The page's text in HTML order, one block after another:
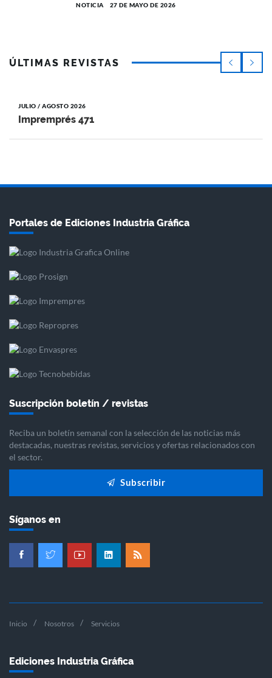
NOTICIA 27 DE MAYO DE 2026
ÚLTIMAS REVISTAS
JULIO / AGOSTO 2026
Impremprés 471
Portales de Ediciones Industria Gráfica
Suscripción boletín / revistas
Reciba un boletín semanal con la selección de las noticias más
destacadas, nuestras revistas, servicios y ofertas relacionados con
el sector.
Subscribir
Síganos en
Inicio Nosotros Servicios
Ediciones Industria Gráfica